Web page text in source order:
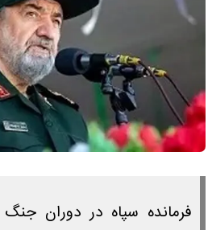
فرمانده سپاه در دوران